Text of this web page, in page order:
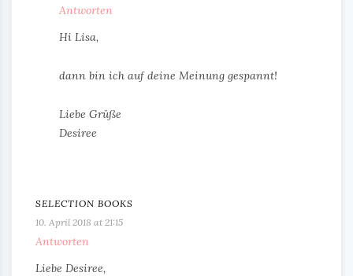
Antworten
Hi Lisa,
dann bin ich auf deine Meinung gespannt!
Liebe Grüße
Desiree
SELECTION BOOKS
10. April 2018 at 21:15
Antworten
Liebe Desiree,